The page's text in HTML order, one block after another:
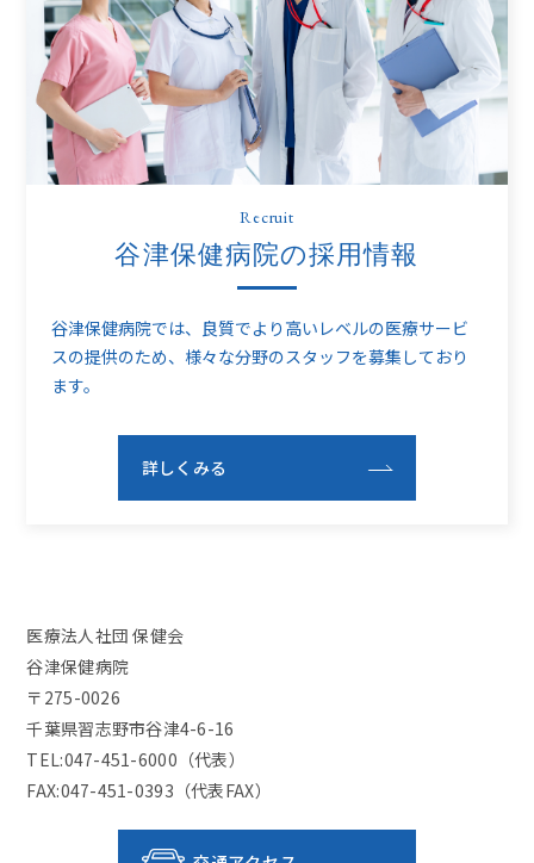
Recruit
谷津保健病院の採用情報
谷津保健病院では、良質でより高いレベルの医療サービ
スの提供のため、 様々な分野のスタッフを募集しており
ます。
詳しくみる
医療法人社団 保健会
谷津保健病院
〒275-0026
千葉県習志野市谷津4-6-16
TEL:047-451-6000（代表）
FAX:047-451-0393（代表FAX）